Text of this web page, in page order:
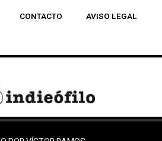
CONTACTO AVISO LEGAL